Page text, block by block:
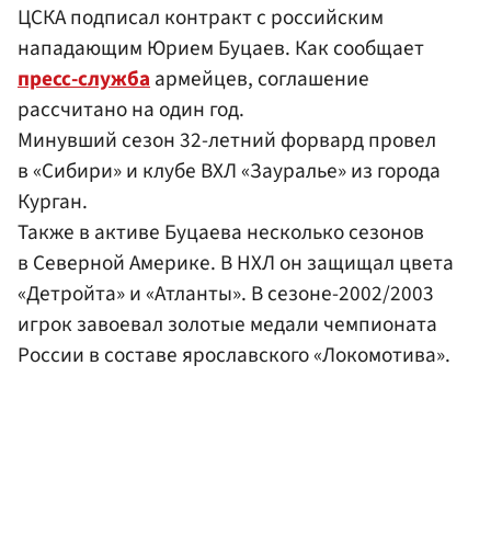
ЦСКА подписал контракт с российским
нападающим Юрием Буцаев. Как сообщает
пресс-службаармейцев, соглашение
рассчитано на один год.
Минувший сезон 32-летний форвард провел
в «Сибири» и клубе ВХЛ «Зауралье» из города
Курган.
Также в активе Буцаева несколько сезонов
в Северной Америке. В НХЛ он защищал цвета
«Детройта» и «Атланты». В сезоне-2002/2003
игрок завоевал золотые медали чемпионата
России в составе ярославского «Локомотива».